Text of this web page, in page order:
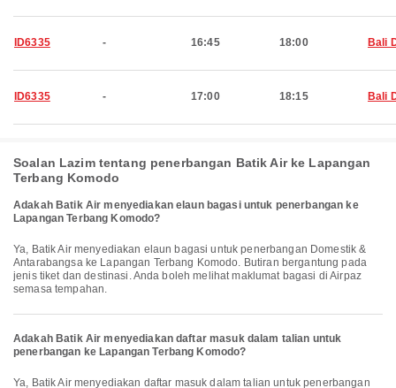
ID6335 - 16:45 18:00 Bali
ID6335 - 17:00 18:15 Bali
Soalan Lazim tentang penerbangan Batik Air ke Lapangan
Terbang Komodo
Adakah Batik Air menyediakan elaun bagasi untuk penerbangan ke
Lapangan Terbang Komodo?
Ya, Batik Air menyediakan elaun bagasi untuk penerbangan Domestik &
Antarabangsa ke Lapangan Terbang Komodo. Butiran bergantung pada
jenis tiket dan destinasi. Anda boleh melihat maklumat bagasi di Airpaz
semasa tempahan.
Adakah Batik Air menyediakan daftar masuk dalam talian untuk
penerbangan ke Lapangan Terbang Komodo?
Ya, Batik Air menyediakan daftar masuk dalam talian untuk penerbangan